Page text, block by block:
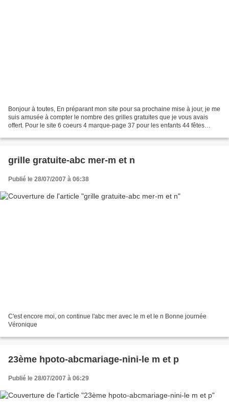
Bonjour à toutes, En préparant mon site pour sa prochaine mise à jour, je me
suis amusée à compter le nombre des grilles gratuites que je vous avais
offert. Pour le site 6 coeurs 4 marque-page 37 pour les enfants 44 fêtes
grille gratuite-abc mer-m et n
Publié le 28/07/2007 à 06:38
C'est encore moi, on continue l'abc mer avec le m et le n Bonne journée
Véronique
23ème hpoto-abcmariage-nini-le m et p
Publié le 28/07/2007 à 06:29